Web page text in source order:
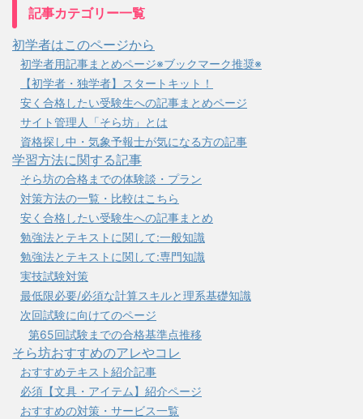
記事カテゴリー一覧
初学者はこのページから
初学者用記事まとめページ※ブックマーク推奨※
【初学者・独学者】スタートキット！
安く合格したい受験生への記事まとめページ
サイト管理人「そら坊」とは
資格探し中・気象予報士が気になる方の記事
学習方法に関する記事
そら坊の合格までの体験談・プラン
対策方法の一覧・比較はこちら
安く合格したい受験生への記事まとめ
勉強法とテキストに関して:一般知識
勉強法とテキストに関して:専門知識
実技試験対策
最低限必要/必須な計算スキルと理系基礎知識
次回試験に向けてのページ
第65回試験までの合格基準点推移
そら坊おすすめのアレやコレ
おすすめテキスト紹介記事
必須【文具・アイテム】紹介ページ
おすすめの対策・サービス一覧